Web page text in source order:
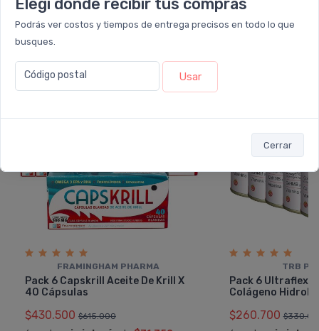
Elegí dónde recibir tus compras
Podrás ver costos y tiempos de entrega precisos en todo lo que
busques.
Código postal Usar
Cerrar
También te recomendamos...
PACK x6u.
FRAMINGHAM PHARMA
Pack 6 Capskrill Aceite De Krill X
40 Cápsulas
$430.500 $615.000
TRB
Pack 6 Ultraflex
Colágeno
$260.700